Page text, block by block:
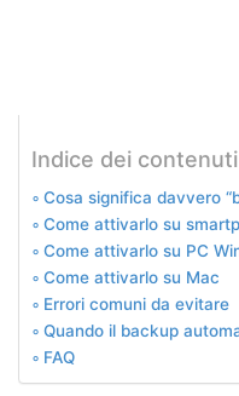
Indice dei contenuti
Cosa significa davvero
Come attivarlo su
Come attivarlo su PC
Come attivarlo su Mac
Errori comuni da evitare
Quando il backup
FAQ